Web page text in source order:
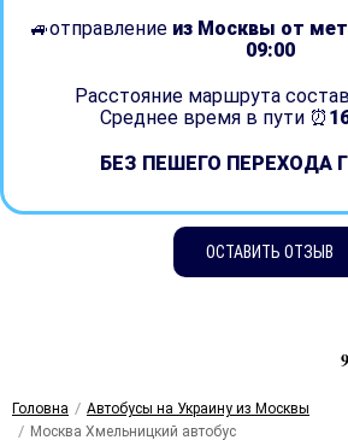
🚙отправление из Москвы от
09:00
Расстояние маршрута
Среднее время в пути ⏰
БЕЗ ПЕШЕГО ПЕРЕХОДА
ОСТАВИТЬ ОТЗЫВ
Головна
Автобусы на Украину из Москвы
Москва Хмельницкий автобус